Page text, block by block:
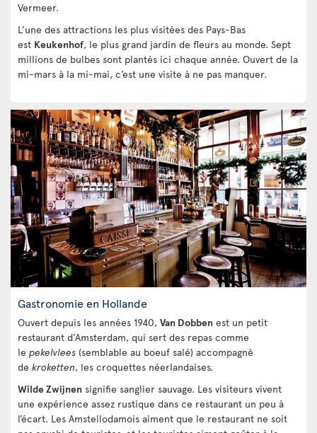
Vermeer.
L’une des attractions les plus visitées des Pays-Bas
est Keukenhof, le plus grand jardin de fleurs au monde. Sept
millions de bulbes sont plantés ici chaque année. Ouvert de la
mi-mars à la mi-mai, c’est une visite à ne pas manquer.
Gastronomie en Hollande
Ouvert depuis les années 1940, Van Dobben est un petit
restaurant d’Amsterdam, qui sert des repas comme
le pekelvlees (semblable au boeuf salé) accompagné
de kroketten, les croquettes néerlandaises.
Wilde Zwijnen signifie sanglier sauvage. Les visiteurs vivent
une expérience assez rustique dans ce restaurant un peu à
l’écart. Les Amstellodamois aiment que le restaurant ne soit